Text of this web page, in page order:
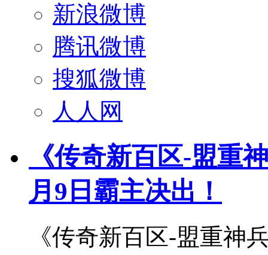
新浪微博
腾讯微博
搜狐微博
人人网
《传奇新百区-盟重
月9日霸主决出！
《传奇新百区-盟重神